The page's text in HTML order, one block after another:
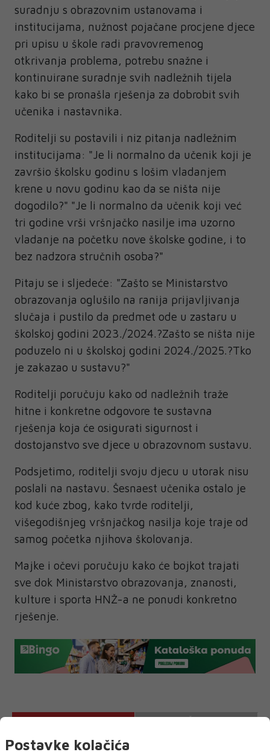
suradnju s obrazovnim ustanovama i
institucijama, nužnost pojačane procjene djece
pri upisu u škole radi pravovremenog
otkrivanja problema, potrebu snažne i
kontinuirane suradnje svih nadležnih tijela
kako bi se pronašla rješenja za dobrobit svih
učenika i nastavnika.
Roditelji su postavili i niz pitanja nadležnim
institucijama: "Je li normalno da učenik koji je
završio školsku godinu s lošim vladanjem
krene u novu godinu kao da se ništa nije
dogodilo?" "Je li normalno da učenik koji već
tri godine vrši vršnjačko nasilje ima uzorno
vladanje na početku nove školske godine, i to
bez nadzora stručnih osoba?"
Pitaju se i sljedeće: "Zašto se Ministarstvo
obrazovanja oglušilo na ranija prijavljivanja
slučaja i pustilo da predmet ode u zastaru u
školskoj godini 2023./2024.?Zašto se ništa nije
poduzelo ni u školskoj godini 2024./2025.?Tko
je zakazao u sustavu?"
Roditelji poručuju kako od nadležnih traže
hitne i konkretne odgovore te sustavna
rješenja koja će osigurati sigurnost i
dostojanstvo sve djece u obrazovnom sustavu.
Podsjetimo, roditelji svoju djecu u utorak nisu
poslali na nastavu. Šesnaest učenika ostalo je
kod kuće zbog, kako tvrde roditelji,
višegodišnjeg vršnjačkog nasilja koje traje od
samog početka njihova školovanja.
Majke i očevi poručuju kako će bojkot trajati
sve dok Ministarstvo obrazovanja, znanosti,
kulture i sporta HNŽ-a ne ponudi konkretno
rješenje.
Postavke kolačića